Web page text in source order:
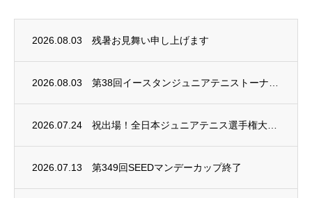
2026.08.03 残暑お見舞い申し上げます
2026.08.03
2026.07.24
2026.07.13 第349回SEEDマンデーカップ終了